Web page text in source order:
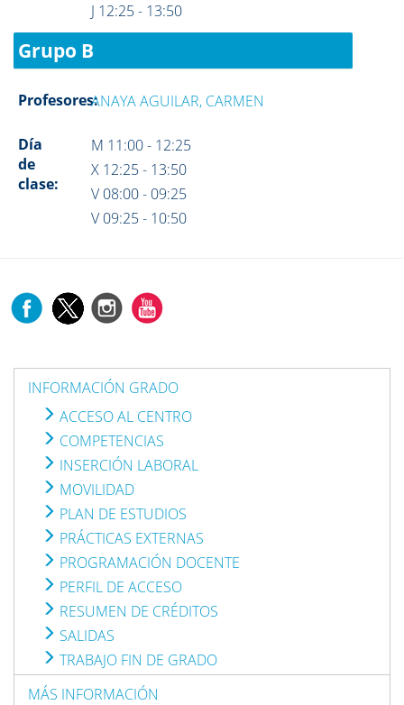
J 12:25 - 13:50
Grupo B
Profesores:ANAYA AGUILAR, CARMEN
Día
de
clase:
M 11:00 - 12:25
X 12:25 - 13:50
V 08:00 - 09:25
V 09:25 - 10:50
INFORMACIÓN GRADO
ACCESO AL CENTRO
COMPETENCIAS
INSERCIÓN LABORAL
MOVILIDAD
PLAN DE ESTUDIOS
PRÁCTICAS EXTERNAS
PROGRAMACIÓN DOCENTE
PERFIL DE ACCESO
RESUMEN DE CRÉDITOS
SALIDAS
TRABAJO FIN DE GRADO
MÁS INFORMACIÓN